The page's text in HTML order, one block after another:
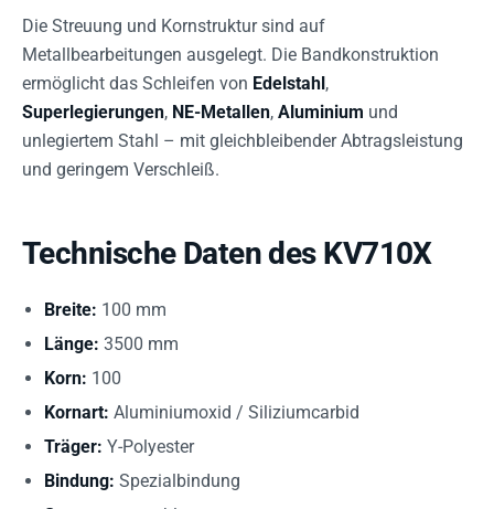
Die Streuung und Kornstruktur sind auf
Metallbearbeitungen ausgelegt. Die Bandkonstruktion
ermöglicht das Schleifen von Edelstahl,
Superlegierungen, NE-Metallen, Aluminium und
unlegiertem Stahl – mit gleichbleibender Abtragsleistung
und geringem Verschleiß.
Technische Daten des KV710X
Breite: 100 mm
Länge: 3500 mm
Korn: 100
Kornart: Aluminiumoxid / Siliziumcarbid
Träger: Y-Polyester
Bindung: Spezialbindung